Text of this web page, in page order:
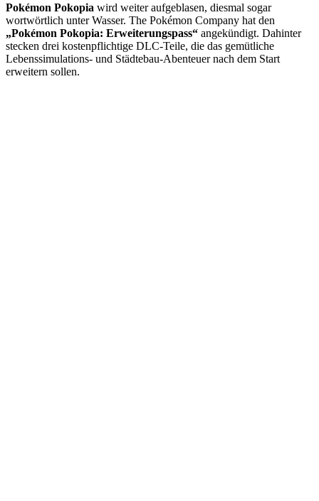
Pokémon Pokopia wird weiter aufgeblasen, diesmal sogar
wortwörtlich unter Wasser. The Pokémon Company hat den
„Pokémon Pokopia: Erweiterungspass“ angekündigt. Dahinter
stecken drei kostenpflichtige DLC-Teile, die das gemütliche
Lebenssimulations- und Städtebau-Abenteuer nach dem Start
erweitern sollen.